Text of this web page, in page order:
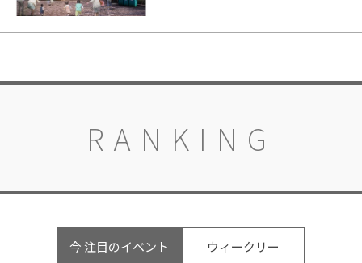
RANKING
今 注目のイベント ウィークリー